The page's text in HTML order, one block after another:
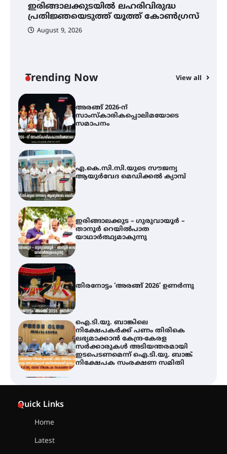
ഇരിങ്ങാലക്കുടയിൽ ലഹരിവിരുദ്ധ
പ്രതിജ്ഞയെടുത്ത് യൂത്ത് കോൺഗ്രസ്
August 9, 2026
Trending Now View all
ലഹരിവിരുദ്ധ പ്രതിജ്ഞയെടുത്ത്
യൂത്ത് കോൺഗ്രസ്
എ.കെ.സി.സി.യുടെ സൗജന്യ
ആയുർവേദ മെഡിക്കൽ ക്യാമ്പ്
ഇരിങ്ങാലക്കുട – ഗുരുവായൂർ –
താനൂർ റെയിൽപാത
യാഥാർത്ഥ്യമാകുന്നു
തിരനോട്ടം ‘അരങ്ങ് 2026’ ഉണർന്നു
നിക്ഷേപകർക്ക് പണം തിരികെ
ലഭ്യമാക്കാൻ കേന്ദ്ര-കേരള
സർക്കാരുകൾ അടിയന്തരമായി
ഇടപെടണമെന്ന് ഐ.ടി.യു. ബാങ്ക്
നിക്ഷേപക സംരക്ഷണ സമിതി
യൂത്ത് കോൺഗ്രസ്‌ സ്ഥാപക ദിനം
– ഇരിങ്ങാലക്കുടയിൽ
ലഹരിവിരുദ്ധ പ്രതിജ്ഞയെടുത്ത്
യൂത്ത് കോൺഗ്രസ്
Quick Links
Home
Latest